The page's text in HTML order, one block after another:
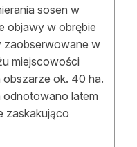
sosen w
objawy w obrębie
zaobserwowane w
miejscowości
ok. 40 ha.
odnotowano latem
zaskakująco